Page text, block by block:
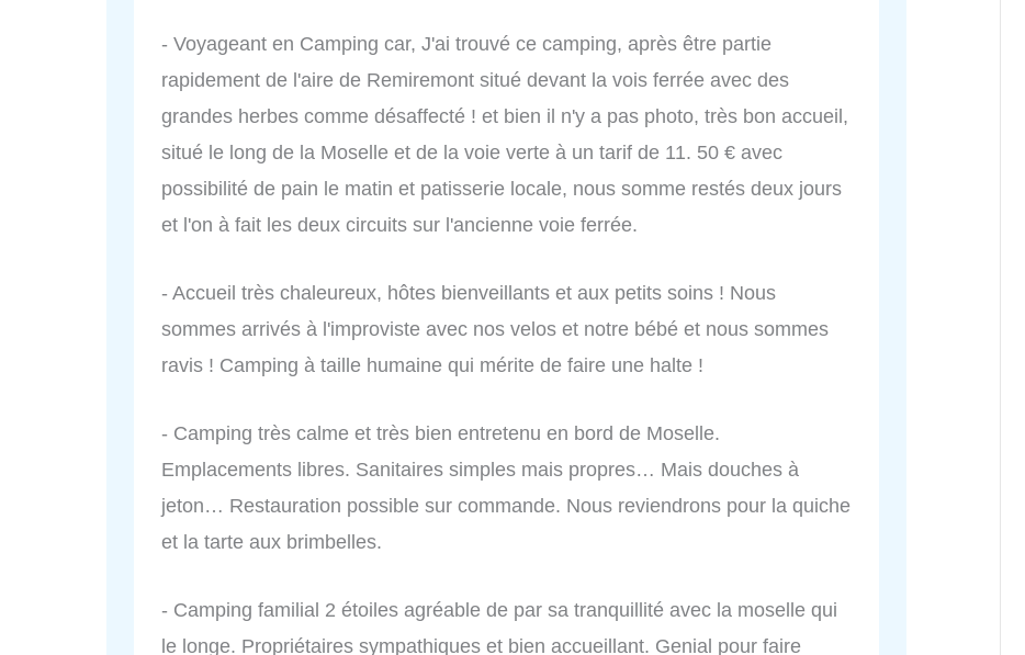
- Voyageant en Camping car, J'ai trouvé ce camping, après être partie
rapidement de l'aire de Remiremont situé devant la vois ferrée avec des
grandes herbes comme désaffecté ! et bien il n'y a pas photo, très bon accueil,
situé le long de la Moselle et de la voie verte à un tarif de 11. 50 € avec
possibilité de pain le matin et patisserie locale, nous somme restés deux jours
et l'on à fait les deux circuits sur l'ancienne voie ferrée.
- Accueil très chaleureux, hôtes bienveillants et aux petits soins ! Nous
sommes arrivés à l'improviste avec nos velos et notre bébé et nous sommes
ravis ! Camping à taille humaine qui mérite de faire une halte !
- Camping très calme et très bien entretenu en bord de Moselle.
Emplacements libres. Sanitaires simples mais propres… Mais douches à
jeton… Restauration possible sur commande. Nous reviendrons pour la quiche
et la tarte aux brimbelles.
- Camping familial 2 étoiles agréable de par sa tranquillité avec la moselle qui
le longe. Propriétaires sympathiques et bien accueillant. Genial pour faire